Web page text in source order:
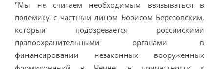
"Мы не считаем необходимым ввязываться в
полемику с частным лицом Борисом Березовским,
который подозревается российскими
правоохранительными органами в
финансировании незаконных вооруженных